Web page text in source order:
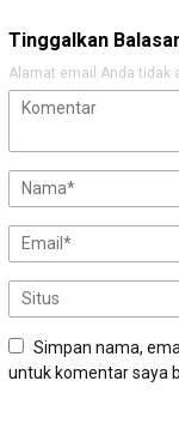
Tinggalkan
Alamat email Anda tidak
Simpan nama,
untuk komentar saya